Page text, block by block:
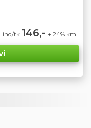
tk 146,- + 24% km